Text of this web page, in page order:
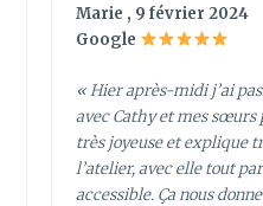
Marie , 9 février 2024
Google
« Hier après-midi j’ai
avec Cathy et mes sœurs
très joyeuse et explique
l’atelier, avec elle tout
accessible. Ça nous